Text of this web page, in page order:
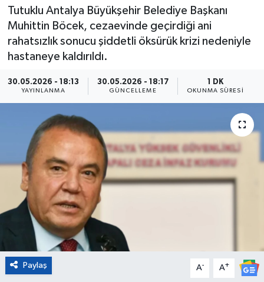
Tutuklu Antalya Büyükşehir Belediye Başkanı
Muhittin Böcek, cezaevinde geçirdiği ani
rahatsızlık sonucu şiddetli öksürük krizi nedeniyle
hastaneye kaldırıldı.
30.05.2026 - 18:13
YAYINLANMA
30.05.2026 - 18:17
GÜNCELLEME
1 DK
OKUNMA SÜRESI
Paylaş A- A+
Yaşam
Asayiş
Dünya
Eğitim
Sağlık
Magazin
Turizm
Çevre
Tüm Manşetler
Son Dakika Haberleri
Haber Arşivi